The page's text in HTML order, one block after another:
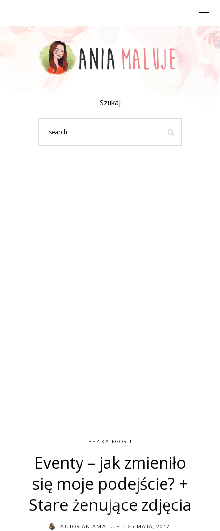
Szukaj
BEZ KATEGORII
Eventy – jak zmieniło
się moje podejście? +
Stare żenujące zdjęcia
AUTOR ANIAMALUJE
POSTED
25 MAJA, 2017